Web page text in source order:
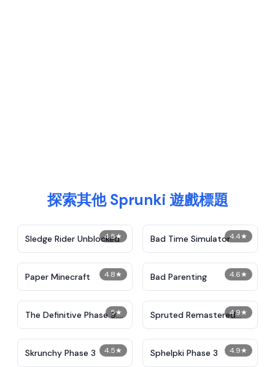
探索其他 Sprunki 遊戲標題
4.5★
Sledge Rider Unblocked 4.4★
Bad Time Simulator
4.8★
Paper Minecraft 4.6★
Bad Parenting
5★
The Definitive Phase 9:
Demolition
4.9★
Spruted Remastered
Alternative Phase 2
4.5★
Skrunchy Phase 3 4.9★
Sphelpki Phase 3